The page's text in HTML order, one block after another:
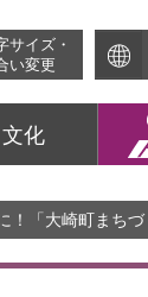
サイズ・
い変更
化
「大崎町まちづ